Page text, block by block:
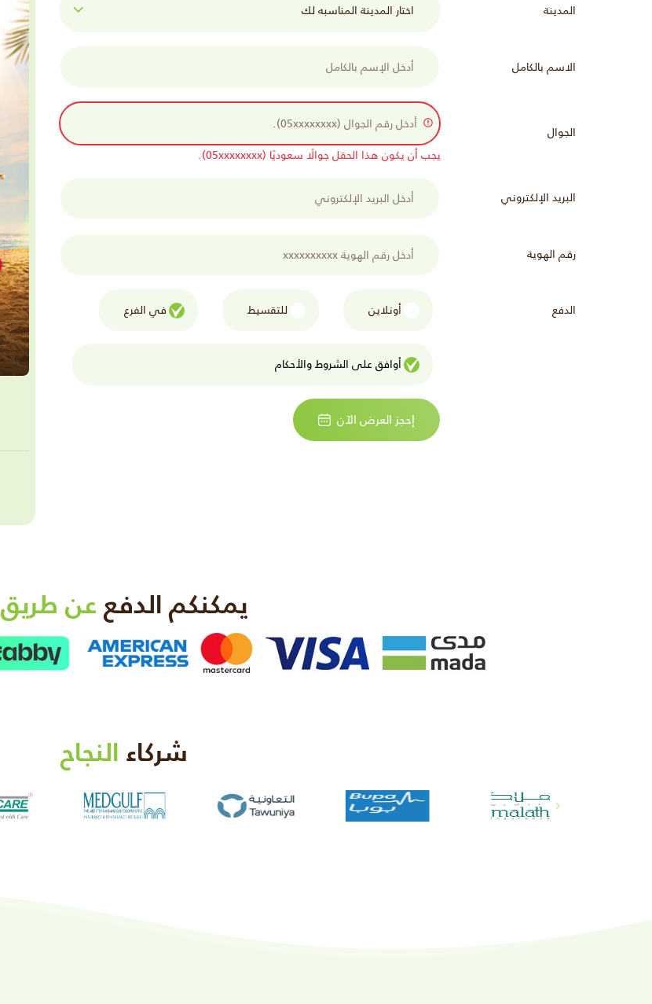
المدينة
الاسم بالكامل
الجوال
يجب أن يكون هذا الحقل جوالًا سعوديًا (05xxxxxxxx).
البريد الإلكتروني
رقم الهوية
الدفع أونلاين للتقسيط في الفرع
أوافق على الشروط واﻷحكام
إحجز العرض الآن
يمكنكم الدفععن طريق
شركاء النجاح